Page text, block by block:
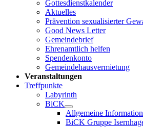
Gottesdienstkalender
Aktuelles
Prävention sexualisierter
Good News Letter
Gemeindebrief
Ehrenamtlich helfen
Spendenkonto
Gemeindehausvermietung
Veranstaltungen
Treffpunkte
Labyrinth
BiCK
Allgemeine
BiCK Gruppe